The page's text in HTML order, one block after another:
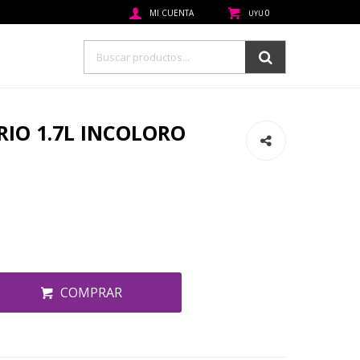
UYU 0
1.7L INCOLORO
COMPRAR